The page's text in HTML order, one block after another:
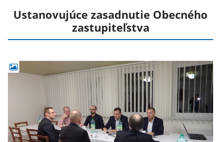
Ustanovujúce zasadnutie Obecného
zastupiteľstva